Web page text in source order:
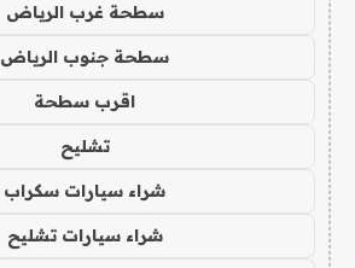
سطحة غرب الرياض
سطحة جنوب الرياض
اقرب سطحة
تشليح
شراء سيارات سكراب
شراء سيارات تشليح